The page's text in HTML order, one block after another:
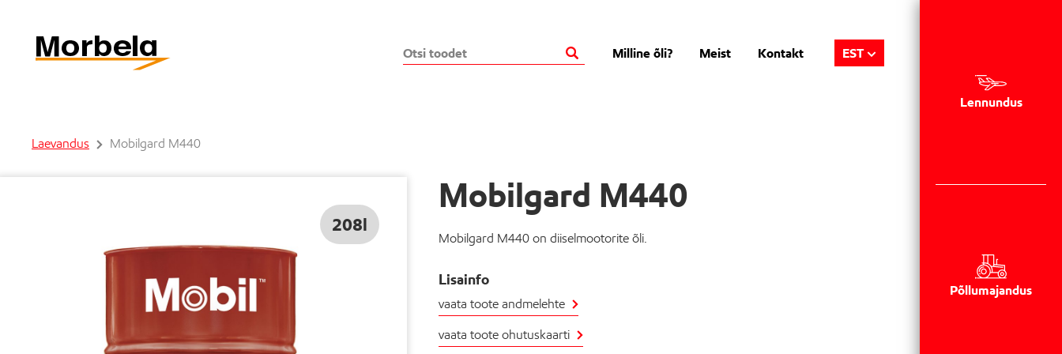
Lennundus
Põllumajandus
Milline õli? Meist Kontakt EST
Laevandus Mobilgard M440
208l
Mobilgard M440
Mobilgard M440 on diiselmootorite õli.
Lisainfo
vaata toote andmelehte
vaata toote ohutuskaarti